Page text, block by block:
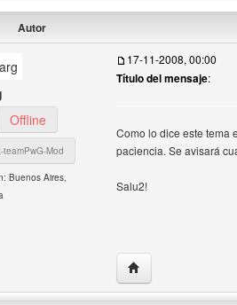
Autor
Ver perfil del usuario
Offline
teamPwG-Mod
Buenos Aires,
17-11-2008, 00:00
Título del mensaje:
Como lo dice este tema
paciencia. Se avisará
Salu2!
Visitar sitio web